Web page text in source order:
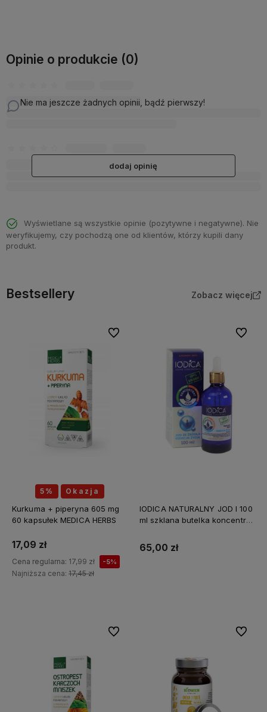
Opinie o produkcie (0)
Nie ma jeszcze żadnych opinii, bądź pierwszy!
dodaj opinię
Wyświetlane są wszystkie opinie (pozytywne i negatywne). Nie
weryfikujemy, czy pochodzą one od klientów, którzy kupili dany
produkt.
Bestsellery Zobacz więcej
5% Okazja
Kurkuma + piperyna 605 mg
60 kapsułek MEDICA HERBS
17,09 zł
Cena regularna: 17,99 zł -5%
Najniższa cena: 17,45 zł
Do ulubionych
IODICA NATURALNY JOD I 100
ml szklana butelka koncentrat
65,00 zł
Do
Do ulubionych Do